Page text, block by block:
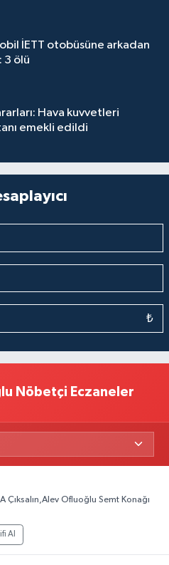
İETT otobüsüne arkadan
3 ölü
Hava kuvvetleri
emekli edildi
₺
Nöbetçi Eczaneler
Çıksalın,Alev Ofluoğlu Semt Konağı
Al